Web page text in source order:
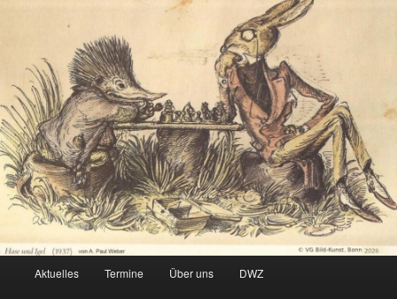
Zum
Aktuelles Termine Über uns DWZ